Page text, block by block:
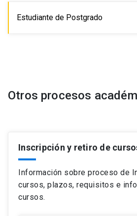
Estudiante de Postgrado
Otros procesos
Inscripción y retiro de
Información sobre proceso de
cursos, plazos, requisitos e
cursos.